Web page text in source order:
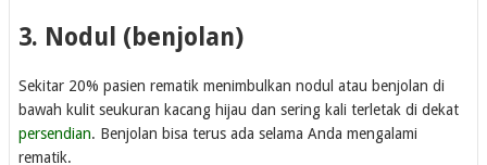
3. Nodul (benjolan)
Sekitar 20% pasien rematik menimbulkan nodul atau benjolan di
bawah kulit seukuran kacang hijau dan sering kali terletak di dekat
persendian. Benjolan bisa terus ada selama Anda mengalami
rematik.